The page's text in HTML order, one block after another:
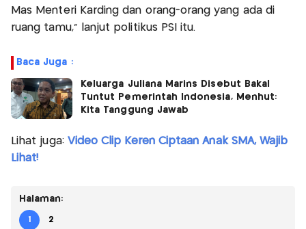
Mas Menteri Karding dan orang-orang yang ada di
ruang tamu,” lanjut politikus PSI itu.
Baca Juga :
Keluarga Juliana Marins Disebut Bakal
Tuntut Pemerintah Indonesia, Menhut:
Kita Tanggung Jawab
Lihat juga: Video Clip Keren Ciptaan Anak SMA, Wajib
Lihat!
Halaman:
1 2